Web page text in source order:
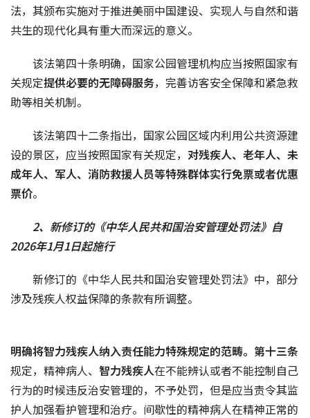
法，其颁布实施对于推进美丽中国建设、实现人与自然和谐
共生的现代化具有重大而深远的意义。
该法第四十条明确，国家公园管理机构应当按照国家有
关规定提供必要的无障碍服务，完善访客安全保障和紧急救
助等相关机制。
该法第四十二条指出，国家公园区域内利用公共资源建
设的景区，应当按照国家有关规定， 对残疾人、老年人、未
成年人、军人、消防救援人员等特殊群体实行免票或者优惠
票价。
2、新修订的《中华人民共和国治安管理处罚法》自
2026年1月1日起施行
新修订的《中华人民共和国治安管理处罚法》中，部分
涉及残疾人权益保障的条款有所调整。
明确将智力残疾人纳入责任能力特殊规定的范畴。第十三条
规定，精神病人、 智力残疾人在不能辨认或者不能控制自己
行为的时候违反治安管理的，不予处罚，但是应当责令其监
护人加强看护管理和治疗。间歇性的精神病人在精神正常的